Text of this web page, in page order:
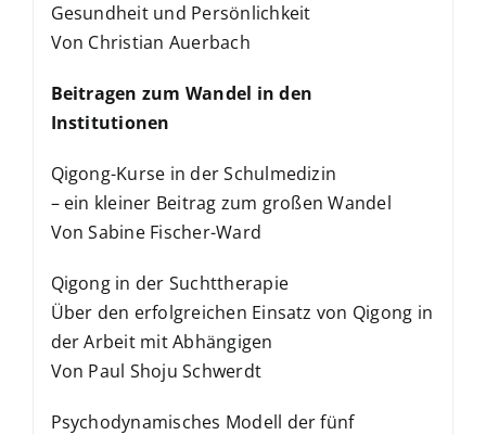
Gesundheit und Persönlichkeit
Von Christian Auerbach
Beitragen zum Wandel in den
Institutionen
Qigong-Kurse in der Schulmedizin
– ein kleiner Beitrag zum großen Wandel
Von Sabine Fischer-Ward
Qigong in der Suchttherapie
Über den erfolgreichen Einsatz von Qigong in
der Arbeit mit Abhängigen
Von Paul Shoju Schwerdt
Psychodynamisches Modell der fünf